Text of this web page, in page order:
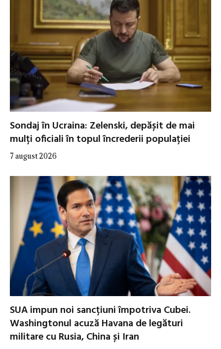
Sondaj în Ucraina: Zelenski, depășit de mai
mulți oficiali în topul încrederii populației
7 august 2026
SUA impun noi sancțiuni împotriva Cubei.
Washingtonul acuză Havana de legături
militare cu Rusia, China și Iran